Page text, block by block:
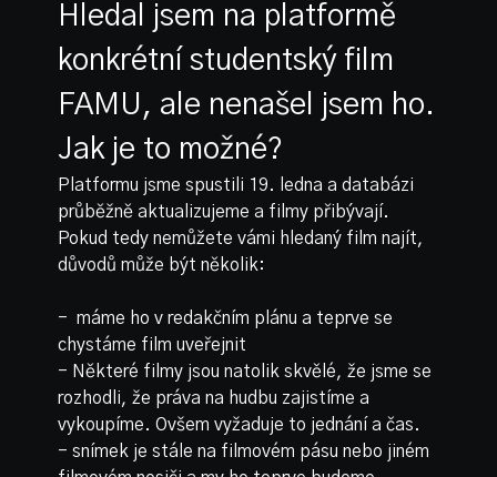
Hledal jsem na platformě
konkrétní studentský film
FAMU, ale nenašel jsem ho.
Jak je to možné?
Platformu jsme spustili 19. ledna a databázi
průběžně aktualizujeme a filmy přibývají.
Pokud tedy nemůžete vámi hledaný film najít,
důvodů může být několik:
- máme ho v redakčním plánu a teprve se
chystáme film uveřejnit
- Některé filmy jsou natolik skvělé, že jsme se
rozhodli, že práva na hudbu zajistíme a
vykoupíme. Ovšem vyžaduje to jednání a čas.
- snímek je stále na filmovém pásu nebo jiném